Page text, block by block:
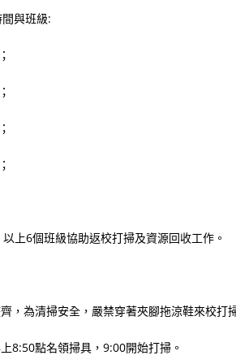
與班級:
上6個班級協助返校打掃及資源回收工作。
，為清掃安全，嚴禁穿著夾腳拖涼鞋來校打
8:50點名領掃具，9:00開始打掃。